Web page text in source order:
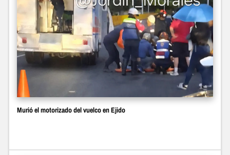
Murió el motorizado del vuelco en Ejido